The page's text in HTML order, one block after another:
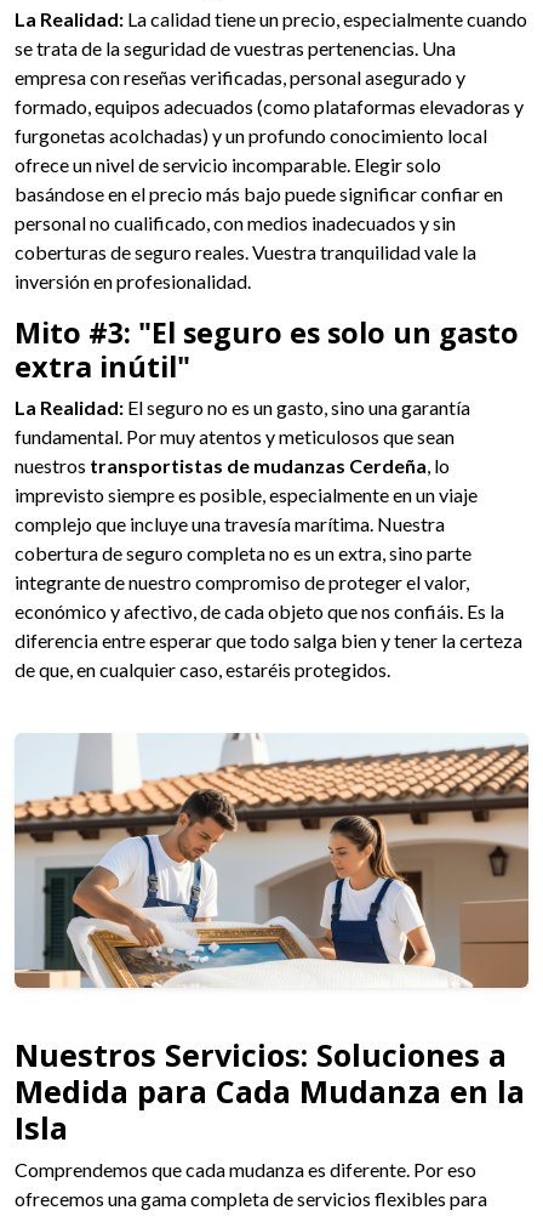
La Realidad: La calidad tiene un precio, especialmente cuando
se trata de la seguridad de vuestras pertenencias. Una
empresa con reseñas verificadas, personal asegurado y
formado, equipos adecuados (como plataformas elevadoras y
furgonetas acolchadas) y un profundo conocimiento local
ofrece un nivel de servicio incomparable. Elegir solo
basándose en el precio más bajo puede significar confiar en
personal no cualificado, con medios inadecuados y sin
coberturas de seguro reales. Vuestra tranquilidad vale la
inversión en profesionalidad.
Mito #3: "El seguro es solo un gasto
extra inútil"
La Realidad: El seguro no es un gasto, sino una garantía
fundamental. Por muy atentos y meticulosos que sean
nuestros transportistas de mudanzas Cerdeña, lo
imprevisto siempre es posible, especialmente en un viaje
complejo que incluye una travesía marítima. Nuestra
cobertura de seguro completa no es un extra, sino parte
integrante de nuestro compromiso de proteger el valor,
económico y afectivo, de cada objeto que nos confiáis. Es la
diferencia entre esperar que todo salga bien y tener la certeza
de que, en cualquier caso, estaréis protegidos.
Nuestros Servicios: Soluciones a
Medida para Cada Mudanza en la
Isla
Comprendemos que cada mudanza es diferente. Por eso
ofrecemos una gama completa de servicios flexibles para